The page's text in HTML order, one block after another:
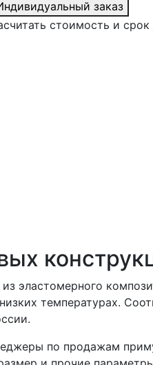
заказ
стоимость и срок
эластомерного
температурах.
по продажам